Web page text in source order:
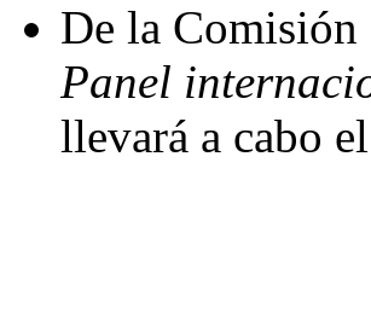
De la Comisión
Panel
llevará a cabo